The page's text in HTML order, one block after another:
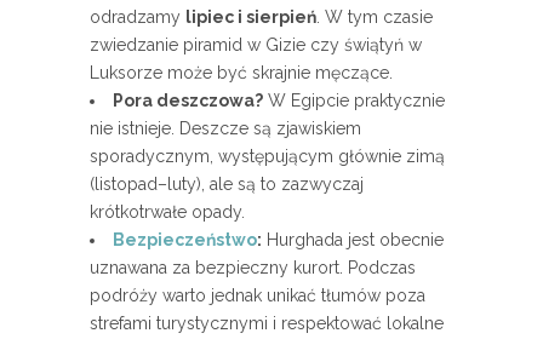
odradzamy lipiec i sierpień . W tym czasie
zwiedzanie piramid w Gizie czy świątyń w
Luksorze może być skrajnie męczące.
Pora deszczowa? W Egipcie praktycznie
nie istnieje. Deszcze są zjawiskiem
sporadycznym, występującym głównie zimą
(listopad–luty), ale są to zazwyczaj
krótkotrwałe opady.
Bezpieczeństwo: Hurghada jest obecnie
uznawana za bezpieczny kurort. Podczas
podróży warto jednak unikać tłumów poza
strefami turystycznymi i respektować lokalne